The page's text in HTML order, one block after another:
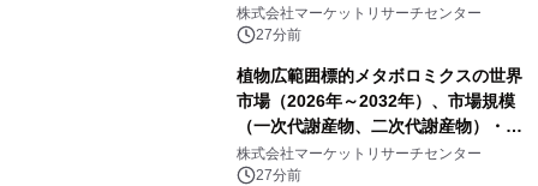
ートシールタイプ、コールドシールタ
イプ、粘着タイプ）・分析レポートを
株式会社マーケットリサーチセンター
27分前
植物広範囲標的メタボロミクスの世界
市場（2026年～2032年）、市場規模
（一次代謝産物、二次代謝産物）・分
析レポートを発表
株式会社マーケットリサーチセンター
27分前